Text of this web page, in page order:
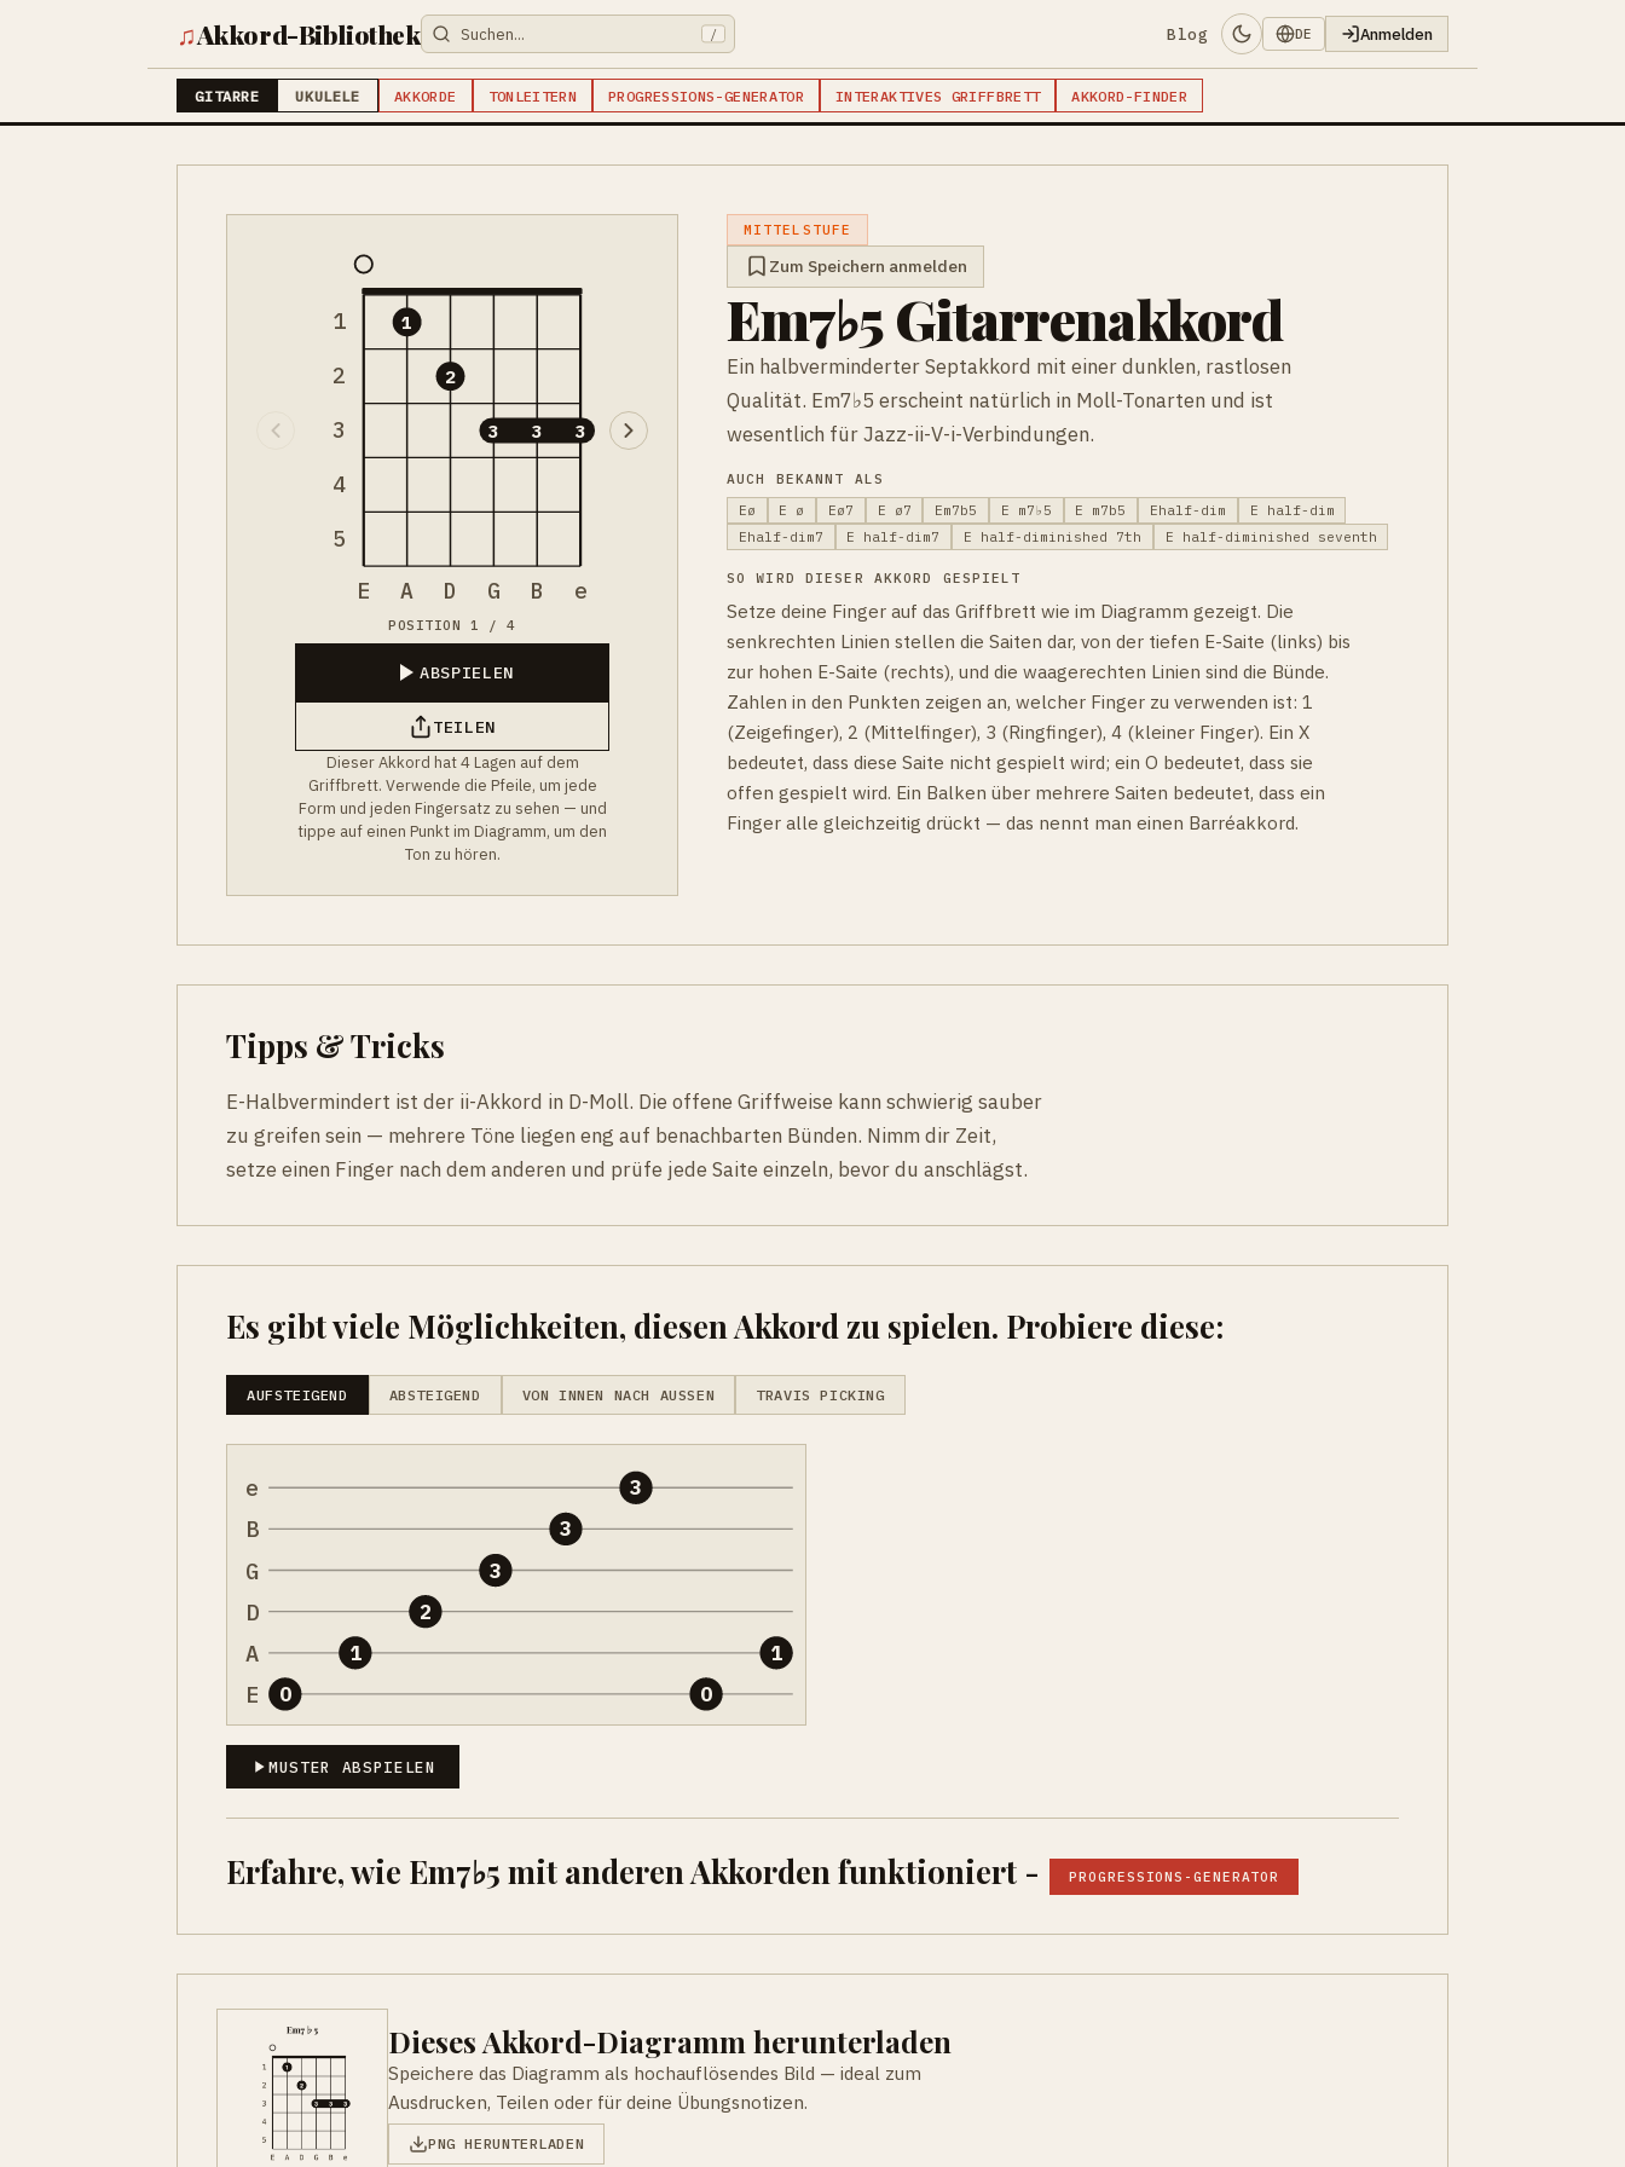
♫Akkord-Bibliothek / Blog DE Anmelden
GITARRE UKULELE AKKORDE TONLEITERN PROGRESSIONS-GENERATOR INTERAKTIVES GRIFFBRETT AKKORD-FINDER
1
2
3
4
5
1
2
3 3 3
E A D G B e
POSITION 1 / 4
ABSPIELEN
TEILEN
Dieser Akkord hat 4 Lagen auf dem
Griffbrett. Verwende die Pfeile, um jede
Form und jeden Fingersatz zu sehen — und
tippe auf einen Punkt im Diagramm, um den
Ton zu hören.
MITTELSTUFE
Zum Speichern anmelden
Em7♭5 Gitarrenakkord
Ein halbverminderter Septakkord mit einer dunklen, rastlosen
Qualität. Em7♭5 erscheint natürlich in Moll-Tonarten und ist
wesentlich für Jazz-ii-V-i-Verbindungen.
AUCH BEKANNT ALS
Eø
E ø Eø7 E ø7 Em7b5 E m7♭5 E m7b5 Ehalf-dim
E half-dim
Ehalf-dim7
E half-dim7 E half-diminished 7th E half-diminished seventh
SO WIRD DIESER AKKORD GESPIELT
Setze deine Finger auf das Griffbrett wie im Diagramm gezeigt. Die
senkrechten Linien stellen die Saiten dar, von der tiefen E-Saite (links) bis
zur hohen E-Saite (rechts), und die waagerechten Linien sind die Bünde.
Zahlen in den Punkten zeigen an, welcher Finger zu verwenden ist: 1
(Zeigefinger), 2 (Mittelfinger), 3 (Ringfinger), 4 (kleiner Finger). Ein X
bedeutet, dass diese Saite nicht gespielt wird; ein O bedeutet, dass sie
offen gespielt wird. Ein Balken über mehrere Saiten bedeutet, dass ein
Finger alle gleichzeitig drückt — das nennt man einen Barréakkord.
Tipps & Tricks
E-Halbvermindert ist der ii-Akkord in D-Moll. Die offene Griffweise kann schwierig sauber
zu greifen sein — mehrere Töne liegen eng auf benachbarten Bünden. Nimm dir Zeit,
setze einen Finger nach dem anderen und prüfe jede Saite einzeln, bevor du anschlägst.
Es gibt viele Möglichkeiten, diesen Akkord zu spielen. Probiere diese:
AUFSTEIGEND ABSTEIGEND VON INNEN NACH AUSSEN TRAVIS PICKING
e
B
G
D
A
E 0
1
2
3
3
3
0
1
MUSTER ABSPIELEN
Erfahre, wie Em7♭5 mit anderen Akkorden funktioniert - PROGRESSIONS-GENERATOR
Dieses Akkord-Diagramm herunterladen
Speichere das Diagramm als hochauflösendes Bild — ideal zum
Ausdrucken, Teilen oder für deine Übungsnotizen.
PNG HERUNTERLADEN